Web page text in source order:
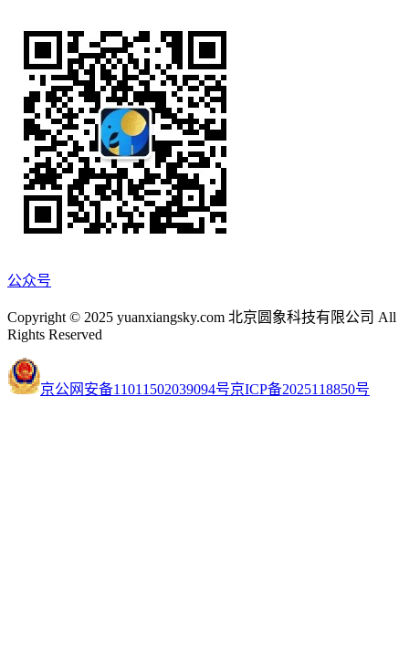
公众号
Copyright © 2025 yuanxiangsky.com 北京圆象科技有限公司 All
Rights Reserved
京公网安备11011502039094号京ICP备2025118850号